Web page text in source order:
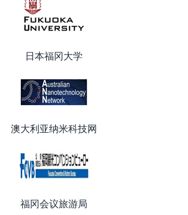
日本福冈大学
澳大利亚纳米科技网
福冈会议旅游局